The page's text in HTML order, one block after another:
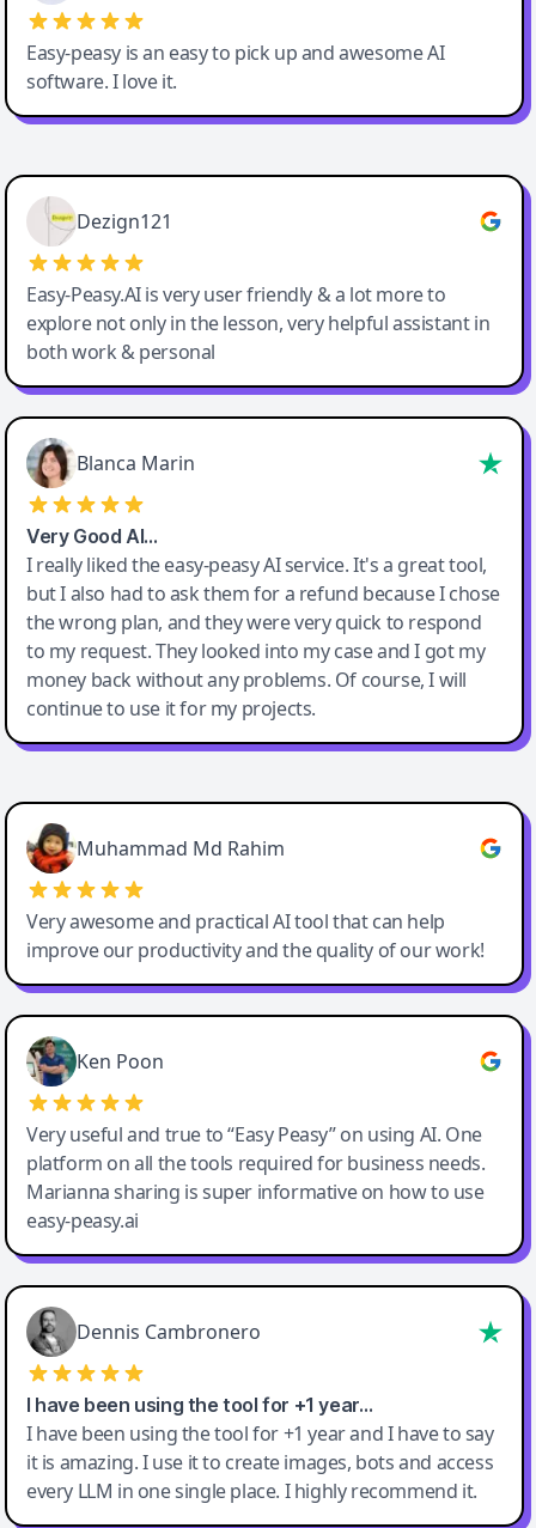
Easy-peasy is an easy to pick up and awesome AI
software. I love it.
Easy-Peasy AI
Dezign121
Easy-Peasy.AI is very user friendly & a lot more to
explore not only in the lesson, very helpful assistant in
both work & personal
Blanca Marin
Very Good AI…
I really liked the easy-peasy AI service. It's a great tool,
but I also had to ask them for a refund because I chose
the wrong plan, and they were very quick to respond
to my request. They looked into my case and I got my
money back without any problems. Of course, I will
continue to use it for my projects.
Easy-Peasy AI
Muhammad Md Rahim
Very awesome and practical AI tool that can help
improve our productivity and the quality of our work!
Ken Poon
Very useful and true to “Easy Peasy” on using AI. One
platform on all the tools required for business needs.
Marianna sharing is super informative on how to use
easy-peasy.ai
Dennis Cambronero
I have been using the tool for +1 year…
I have been using the tool for +1 year and I have to say
it is amazing. I use it to create images, bots and access
every LLM in one single place. I highly recommend it.